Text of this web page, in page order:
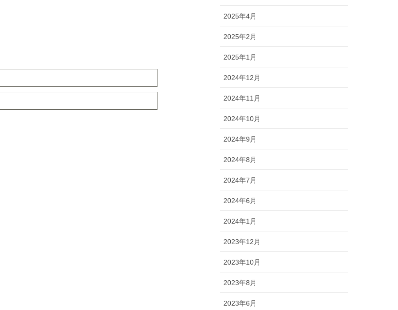
2025年4月
2025年2月
2025年1月
2024年12月
2024年11月
2024年10月
2024年9月
2024年8月
2024年7月
2024年6月
2024年1月
2023年12月
2023年10月
2023年8月
2023年6月